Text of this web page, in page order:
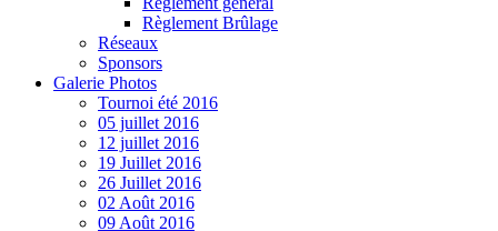
Règlement Brûlage
Réseaux
Sponsors
Galerie Photos
Tournoi été 2016
05 juillet 2016
12 juillet 2016
19 Juillet 2016
26 Juillet 2016
02 Août 2016
09 Août 2016